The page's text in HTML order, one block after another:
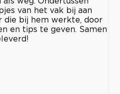
van het vak bij aan
die bij hem werkte, door
en tips te geven. Samen